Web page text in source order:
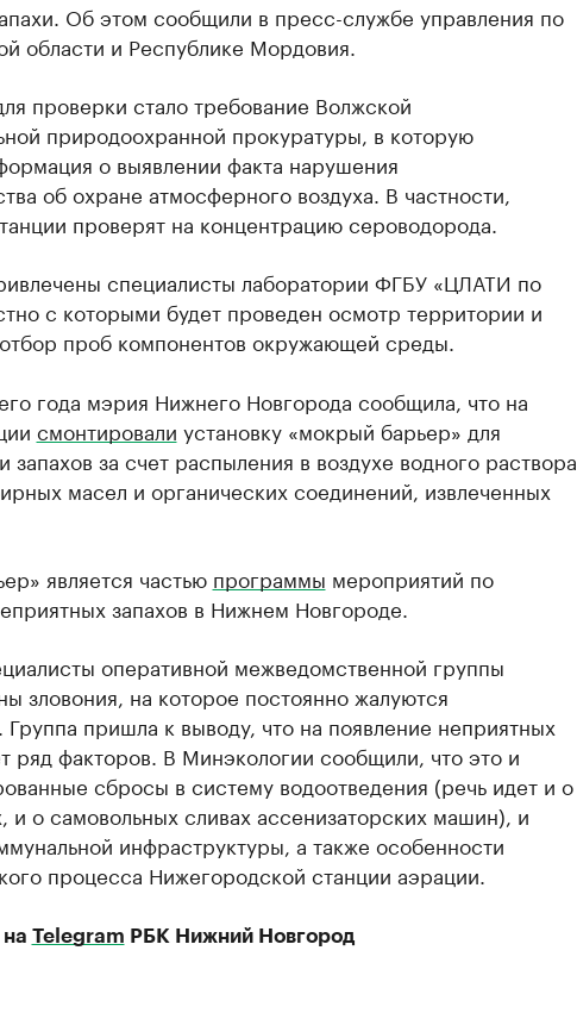
Об этом сообщили в пресс-службе управления по
области и Республике Мордовия.
проверки стало требование Волжской
природоохранной прокуратуры, в которую
о выявлении факта нарушения
об охране атмосферного воздуха. В частности,
проверят на концентрацию сероводорода.
специалисты лаборатории ФГБУ «ЦЛАТИ по
с которыми будет проведен осмотр территории и
проб компонентов окружающей среды.
года мэрия Нижнего Новгорода сообщила, что на
смонтировали установку «мокрый барьер» для
запахов за счет распыления в воздухе водного раствора
масел и органических соединений, извлеченных
является частью программы мероприятий по
запахов в Нижнем Новгороде.
оперативной межведомственной группы
зловония, на которое постоянно жалуются
пришла к выводу, что на появление неприятных
ряд факторов. В Минэкологии сообщили, что это и
сбросы в систему водоотведения (речь идет и о
и о самовольных сливах ассенизаторских машин), и
инфраструктуры, а также особенности
процесса Нижегородской станции аэрации.
Telegram РБК Нижний Новгород